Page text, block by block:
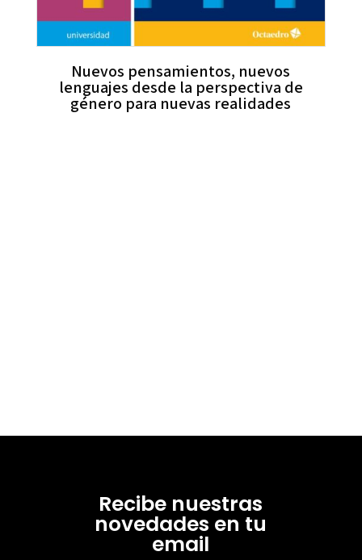
Nuevos pensamientos, nuevos
lenguajes desde la perspectiva de
género para nuevas realidades
Recibe nuestras
novedades en tu
email